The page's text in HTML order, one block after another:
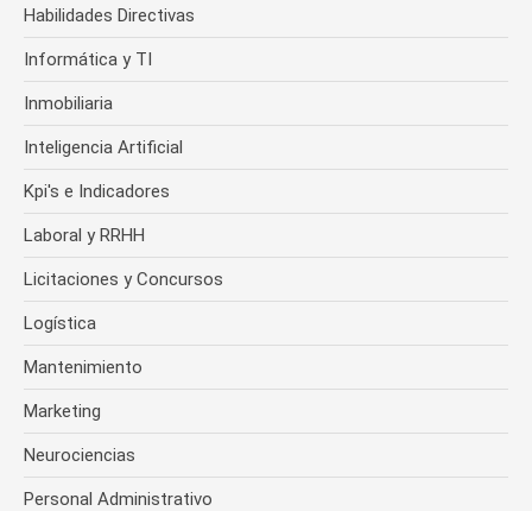
Habilidades Directivas
Informática y TI
Inmobiliaria
Inteligencia Artificial
Kpi's e Indicadores
Laboral y RRHH
Licitaciones y Concursos
Logística
Mantenimiento
Marketing
Neurociencias
Personal Administrativo